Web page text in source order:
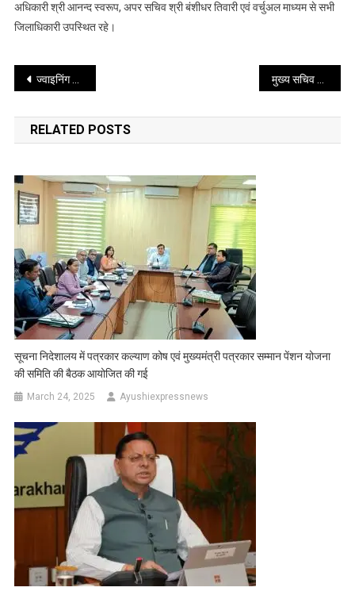
अधिकारी श्री आनन्द स्वरूप, अपर सचिव श्री बंशीधर तिवारी एवं वर्चुअल माध्यम से सभी
जिलाधिकारी उपस्थित रहे।
Post
navigation
ज्वाइनिंग न करने वाले डॉक्टरों को नोटिस, होगी अनुशासनात्मक कार्रवाई : डॉ. आर. राजेश कुमार मुख्य सचिव ने सरकारी अस्पतालों में रेफरल सिस्टम पर नाराजगी जतायी
RELATED POSTS
सूचना निदेशालय में पत्रकार कल्याण कोष एवं मुख्यमंत्री पत्रकार सम्मान पेंशन योजना
की समिति की बैठक आयोजित की गई
March 24, 2025 Ayushiexpressnews